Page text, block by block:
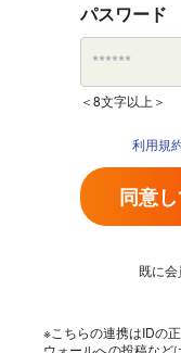
パスワード
＜8文字以上＞
利用規
同意
既に会
※こちらの連携はIDの
ウォールへの投稿など